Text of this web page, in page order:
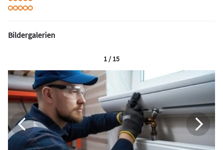
Bildergalerien
1 / 15